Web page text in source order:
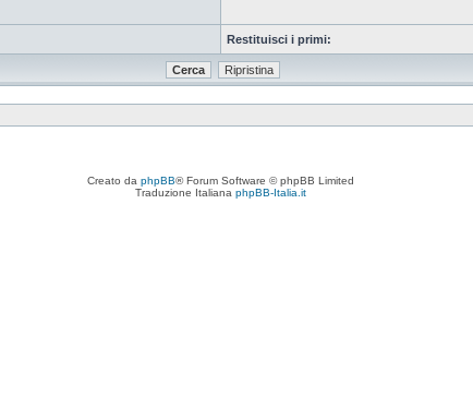
Restituisci i primi:
Creato da phpBB® Forum Software © phpBB Limited
Traduzione Italiana phpBB-Italia.it